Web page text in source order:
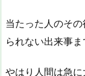
当たった人のそ
られない出来事ま
やはり人間は急